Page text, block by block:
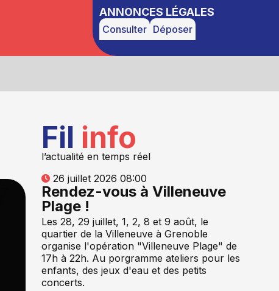
ANNONCES LÉGALES
Consulter Déposer
Fil info
l’actualité en temps réel
26 juillet 2026 08:00
Rendez-vous à Villeneuve
Plage !
Les 28, 29 juillet, 1, 2, 8 et 9 août, le
quartier de la Villeneuve à Grenoble
organise l'opération "Villeneuve Plage" de
17h à 22h. Au porgramme ateliers pour les
enfants, des jeux d'eau et des petits
concerts.